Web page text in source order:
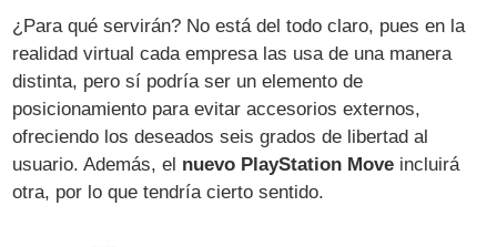
¿Para qué servirán? No está del todo claro, pues en la
realidad virtual cada empresa las usa de una manera
distinta, pero sí podría ser un elemento de
posicionamiento para evitar accesorios externos,
ofreciendo los deseados seis grados de libertad al
usuario. Además, el nuevo PlayStation Move incluirá
otra, por lo que tendría cierto sentido.